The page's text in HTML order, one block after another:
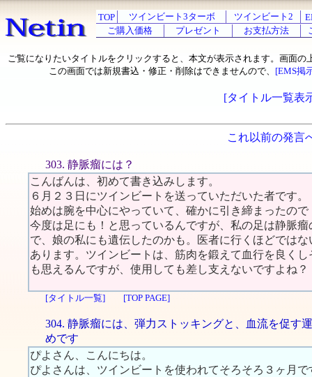
TOP ツインビート3ターボ ツインビート2
ご購入価格
プレゼント お支払方法
ご覧になりたいタイトルをクリックすると、本文が表示されます。画面の
この画面では新規書込・修正・削除はできませんので、 [EMS掲
[タイトル一覧表
これ以前の発言
303. 静脈瘤には？
こんばんは、初めて書き込みします。
６月２３日にツインビートを送っていただいた者です。
始めは腕を中心にやっていて、確かに引き締まったので
今度は足にも！と思っているんですが、私の足は静脈
で、娘の私にも遺伝したのかも。医者に行くほどでは
あります。ツインビートは、筋肉を鍛えて血行を良く
も思えるんですが、使用しても差し支えないですよね？
[タイトル一覧] [TOP PAGE]
304. 静脈瘤には、弾力ストッキングと、血流を促す
めです
ぴよさん、こんにちは。
ぴよさんは、ツインビートを使われてそろそろ３ヶ月で